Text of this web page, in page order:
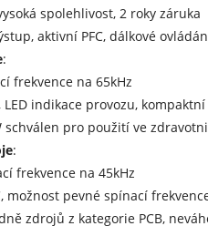
spolehlivost, 2 roky záruka
aktivní PFC, dálkové
:
frekvence na 65kHz
LED indikace provozu,
schválen pro použití ve
:
frekvence na 45kHz
možnost pevné spínací
zdrojů z kategorie PCB,